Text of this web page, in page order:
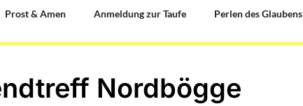
Prost & Amen Anmeldung zur Taufe Perlen des Glaubens
Nordbögge